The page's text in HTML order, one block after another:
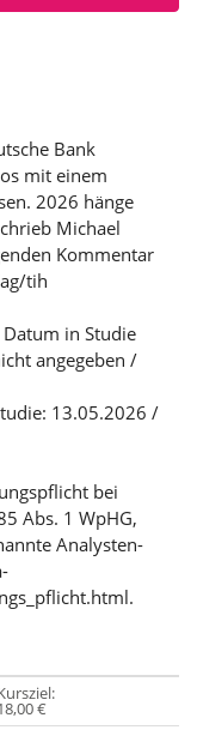
Bank
mit einem
2026 hänge
Michael
Kommentar
tih
in Studie
angegeben /
13.05.2026 /
bei
Abs. 1 WpHG,
Analysten-
€